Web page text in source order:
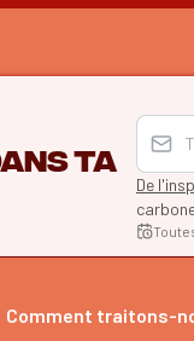
ta
De
Comment traitons-